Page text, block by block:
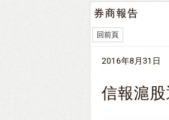
券商報告
回前頁
2016年8月31日
信報滬